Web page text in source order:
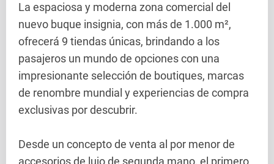
La espaciosa y moderna zona comercial del
nuevo buque insignia, con más de 1.000 m²,
ofrecerá 9 tiendas únicas, brindando a los
pasajeros un mundo de opciones con una
impresionante selección de boutiques, marcas
de renombre mundial y experiencias de compra
exclusivas por descubrir.
Desde un concepto de venta al por menor de
accesorios de lujo de segunda mano, el primero